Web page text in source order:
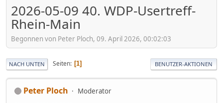
2026-05-09 40. WDP-Usertreff-
Rhein-Main
Begonnen von Peter Ploch, 09. April 2026, 00:02:03
NACH UNTEN Seiten 1 BENUTZER-AKTIONEN
Peter Ploch Moderator